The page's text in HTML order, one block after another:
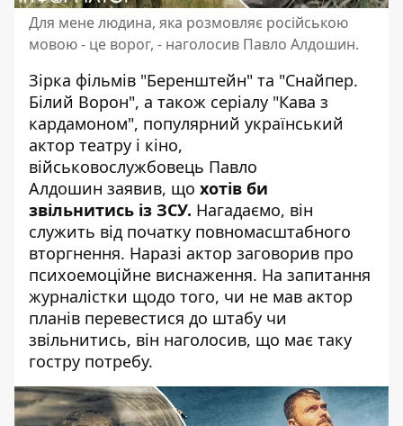
Для мене людина, яка розмовляє російською
мовою - це ворог, - наголосив Павло Алдошин.
Зірка фільмів "Беренштейн" та "Снайпер.
Білий Ворон", а також серіалу "Кава з
кардамоном", популярний український
актор театру і кіно,
військовослужбовець Павло
Алдошин заявив, що хотів би
звільнитись із ЗСУ. Нагадаємо, він
служить від початку повномасштабного
вторгнення. Наразі актор заговорив про
психоемоційне виснаження. На запитання
журналістки щодо того, чи не мав актор
планів перевестися до штабу чи
звільнитись, він наголосив, що має таку
гостру потребу.